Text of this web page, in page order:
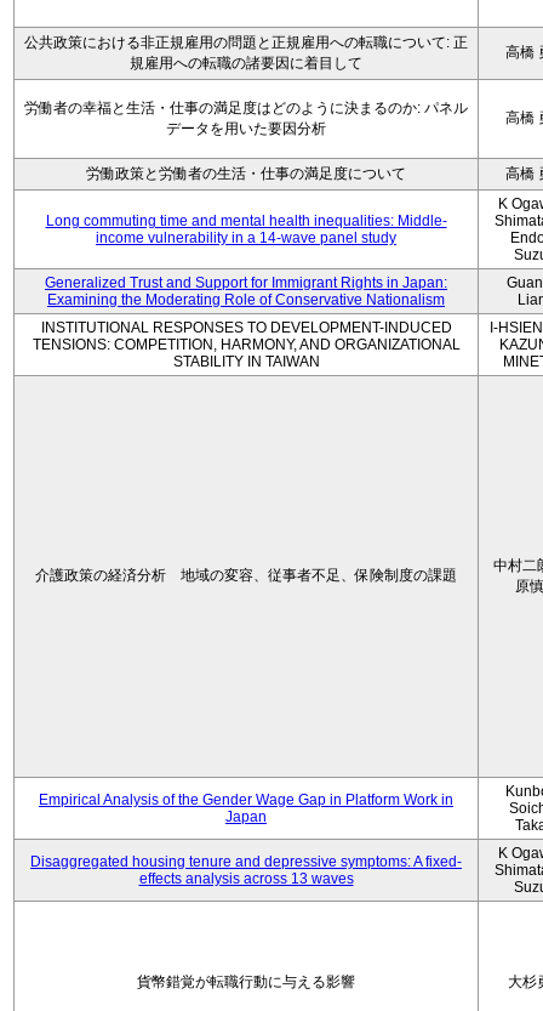
公共政策における非正規雇用の問題と正規雇用への転職について: 正
規雇用への転職の諸要因に着目して
高橋
労働者の幸福と生活・仕事の満足度はどのように決まるのか: パネル
データを用いた要因分析
高橋
労働政策と労働者の生活・仕事の満足度について 高橋
Long commuting time and mental health inequalities: Middle-
income vulnerability in a 14-wave panel study
K
Generalized Trust and Support for Immigrant Rights in Japan:
Examining the Moderating Role of Conservative Nationalism
INSTITUTIONAL RESPONSES TO DEVELOPMENT-INDUCED
TENSIONS: COMPETITION, HARMONY, AND ORGANIZATIONAL
STABILITY IN TAIWAN
I-
介護政策の経済分析 地域の変容、従事者不足、保険制度の課題
中村二
原
Empirical Analysis of the Gender Wage Gap in Platform Work in
Japan
Disaggregated housing tenure and depressive symptoms: A fixed-
effects analysis across 13 waves
K
貨幣錯覚が転職行動に与える影響 大杉